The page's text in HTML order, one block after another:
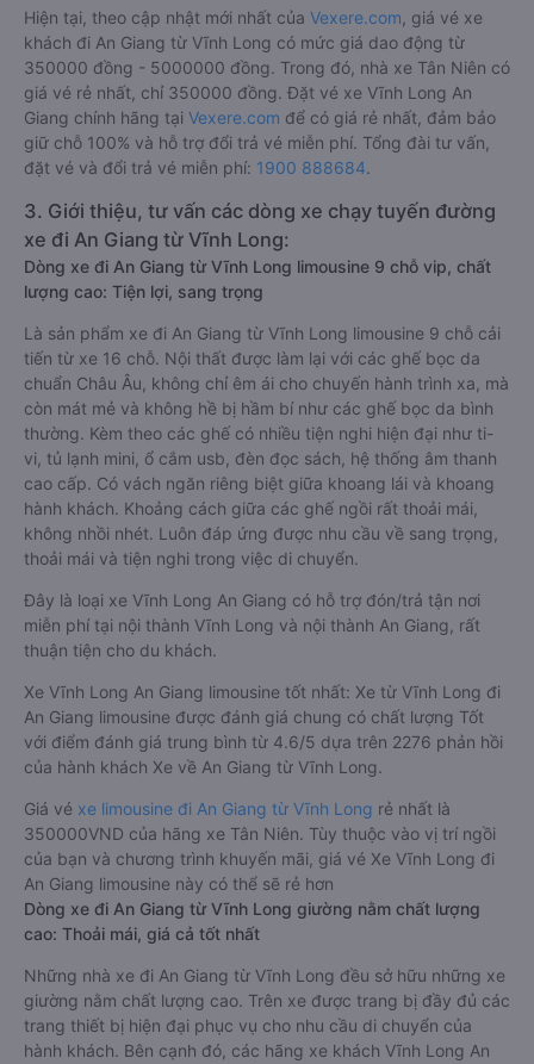
Hiện tại, theo cập nhật mới nhất của Vexere.com , giá vé xe
khách đi An Giang từ Vĩnh Long có mức giá dao động từ
350000 đồng - 5000000 đồng. Trong đó, nhà xe Tân Niên có
giá vé rẻ nhất, chỉ 350000 đồng. Đặt vé xe Vĩnh Long An
Giang chính hãng tại Vexere.com để có giá rẻ nhất, đảm bảo
giữ chỗ 100% và hỗ trợ đổi trả vé miễn phí. Tổng đài tư vấn,
đặt vé và đổi trả vé miễn phí: 1900 888684.
3. Giới thiệu, tư vấn các dòng xe chạy tuyến đường
xe đi An Giang từ Vĩnh Long:
Dòng xe đi An Giang từ Vĩnh Long limousine 9 chỗ vip, chất
lượng cao: Tiện lợi, sang trọng
Là sản phẩm xe đi An Giang từ Vĩnh Long limousine 9 chỗ cải
tiến từ xe 16 chỗ. Nội thất được làm lại với các ghế bọc da
chuẩn Châu Âu, không chỉ êm ái cho chuyến hành trình xa, mà
còn mát mẻ và không hề bị hầm bí như các ghế bọc da bình
thường. Kèm theo các ghế có nhiều tiện nghi hiện đại như ti-
vi, tủ lạnh mini, ổ cắm usb, đèn đọc sách, hệ thống âm thanh
cao cấp. Có vách ngăn riêng biệt giữa khoang lái và khoang
hành khách. Khoảng cách giữa các ghế ngồi rất thoải mái,
không nhồi nhét. Luôn đáp ứng được nhu cầu về sang trọng,
thoải mái và tiện nghi trong việc di chuyển.
Đây là loại xe Vĩnh Long An Giang có hỗ trợ đón/trả tận nơi
miễn phí tại nội thành Vĩnh Long và nội thành An Giang, rất
thuận tiện cho du khách.
Xe Vĩnh Long An Giang limousine tốt nhất: Xe từ Vĩnh Long đi
An Giang limousine được đánh giá chung có chất lượng Tốt
với điểm đánh giá trung bình từ 4.6/5 dựa trên 2276 phản hồi
của hành khách Xe về An Giang từ Vĩnh Long.
Giá vé xe limousine đi An Giang từ Vĩnh Long rẻ nhất là
350000VND của hãng xe Tân Niên. Tùy thuộc vào vị trí ngồi
của bạn và chương trình khuyến mãi, giá vé Xe Vĩnh Long đi
An Giang limousine này có thể sẽ rẻ hơn
Dòng xe đi An Giang từ Vĩnh Long giường nằm chất lượng
cao: Thoải mái, giá cả tốt nhất
Những nhà xe đi An Giang từ Vĩnh Long đều sở hữu những xe
giường nằm chất lượng cao. Trên xe được trang bị đầy đủ các
trang thiết bị hiện đại phục vụ cho nhu cầu di chuyển của
hành khách. Bên cạnh đó, các hãng xe khách Vĩnh Long An